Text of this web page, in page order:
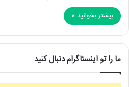
بیشتر بخوانید »
ما را تو اینستاگرام دنبال کنید